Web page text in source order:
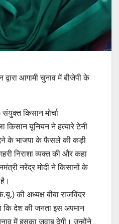
आगामी चुनाव में बीजेपी के
संयुक्त किसान मोर्चा
किसान यूनियन ने हत्यारे टेनी
के भाजपा के फैसले की कड़ी
निराशा व्यक्त की और कहा
नरेंद्र मोदी ने किसानों के
की अध्यक्ष बीबा राजविंदर
कि देश की जनता इस अपमान
में इसका जवाब देगी। उन्होंने